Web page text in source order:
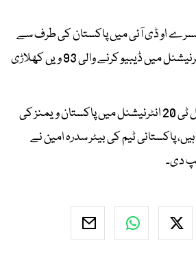
او ڈی آئی میں پاکستان کی طرف سے
ایمان فاطمہ ون ڈے انٹرنیشنل میں ڈیبیو کرنے والی 93 ویں کھلاڑی
ایمان فاطمہ اس سے قبل ٹی 20 انٹرنیشنل میں پاکستان ویمنز کی
پاکستانی ٹیم کی بیٹر سدرہ امین نے
دی۔